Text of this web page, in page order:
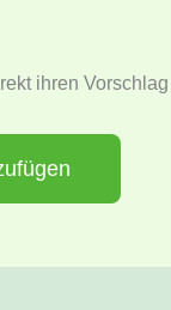
ihren Vorschlag